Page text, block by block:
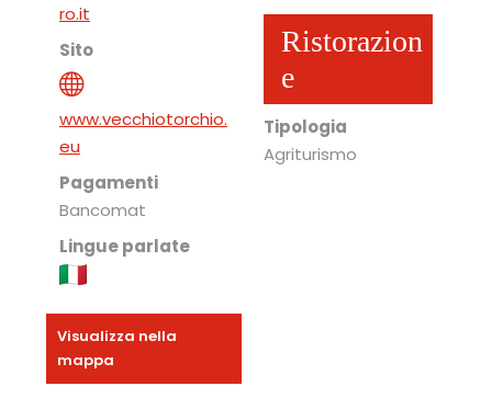
ro.it
Sito
www.vecchiotorchio.
eu
Pagamenti
Bancomat
Lingue parlate
Visualizza nella
mappa
Ristorazion
e
Tipologia
Agriturismo